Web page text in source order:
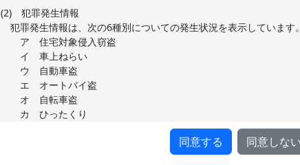
(2) 犯罪発生情報
犯罪発生情報は、次の6種別についての発生状況を表示しています。
ア 住宅対象侵入窃盗
イ 車上ねらい
ウ 自動車盗
エ オートバイ盗
オ 自転車盗
カ ひったくり
不審者情報とは、警察に寄せられた子供や女性に対する「声かけ
同意する 同意しない